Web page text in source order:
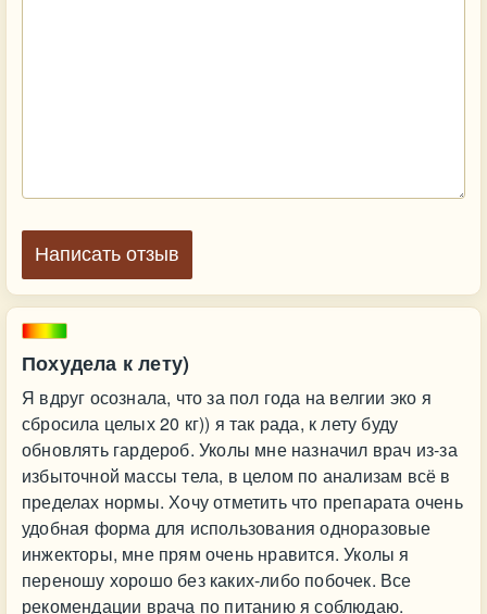
Похудела к лету)
Я вдруг осознала, что за пол года на велгии эко я
сбросила целых 20 кг)) я так рада, к лету буду
обновлять гардероб. Уколы мне назначил врач из-за
избыточной массы тела, в целом по анализам всё в
пределах нормы. Хочу отметить что препарата очень
удобная форма для использования одноразовые
инжекторы, мне прям очень нравится. Уколы я
переношу хорошо без каких-либо побочек. Все
рекомендации врача по питанию я соблюдаю.
Написать отзыв